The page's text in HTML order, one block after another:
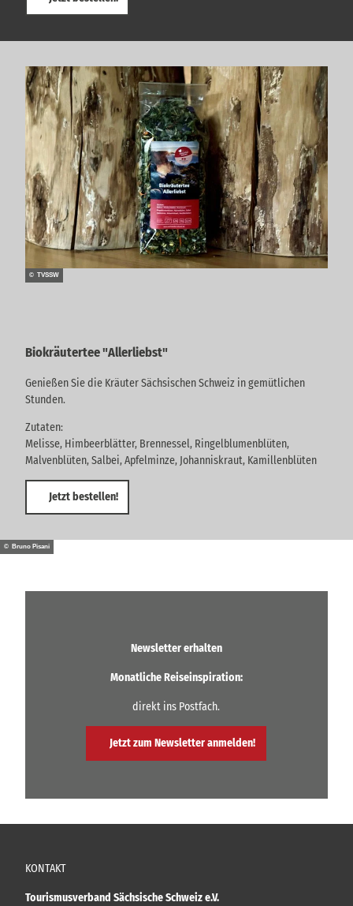
Biokräutertee "Allerliebst"
Genießen Sie die Kräuter Sächsischen Schweiz in gemütlichen
Stunden.
Zutaten:
Melisse, Himbeerblätter, Brennessel, Ringelblumenblüten,
Malvenblüten, Salbei, Apfelminze, Johanniskraut, Kamillenblüten
Jetzt bestellen!
© TVSSW
© Bruno Pisani
Newsletter erhalten
Monatliche Reiseinspiration:
direkt ins Postfach.
Jetzt zum Newsletter anmelden!
KONTAKT
Tourismusverband Sächsische Schweiz e.V.